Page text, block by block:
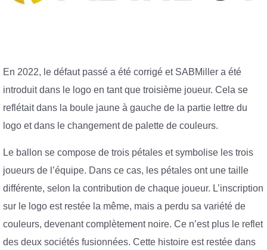
En 2022, le défaut passé a été corrigé et SABMiller a été
introduit dans le logo en tant que troisième joueur. Cela se
reflétait dans la boule jaune à gauche de la partie lettre du
logo et dans le changement de palette de couleurs.
Le ballon se compose de trois pétales et symbolise les trois
joueurs de l’équipe. Dans ce cas, les pétales ont une taille
différente, selon la contribution de chaque joueur. L’inscription
sur le logo est restée la même, mais a perdu sa variété de
couleurs, devenant complètement noire. Ce n’est plus le reflet
des deux sociétés fusionnées. Cette histoire est restée dans